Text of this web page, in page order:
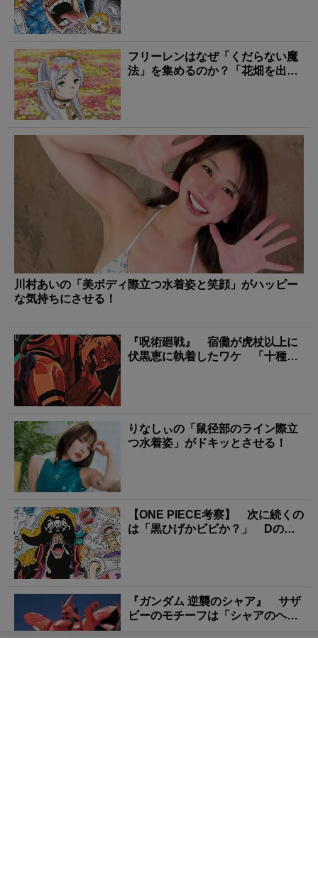
フリーレンはなぜ「くだらない魔
法」を集めるのか？「花畑を出す
川村あいの「美ボディ際立つ水着姿と笑顔」がハッピー
な気持ちにさせる！
『呪術廻戦』 宿儺が虎杖以上に
伏黒恵に執着したワケ 「十種影
りなしぃの「鼠径部のライン際立
つ水着姿」がドキッとさせる！
【ONE PIECE考察】 次に続くの
は「黒ひげかビビか？」 Dの一
『ガンダム 逆襲のシャア』 サザ
ビーのモチーフは「シャアのヘル